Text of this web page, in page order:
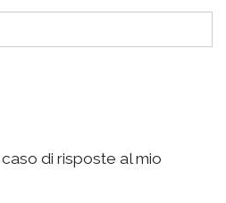
di risposte al mio